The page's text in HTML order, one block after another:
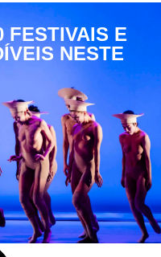
FESTIVAIS E
NESTE